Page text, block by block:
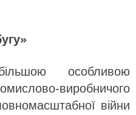
особливою
виробничого
війни